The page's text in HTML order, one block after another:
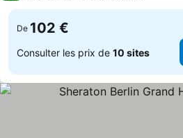
De 102 €
Consulter les prix de 10 sites